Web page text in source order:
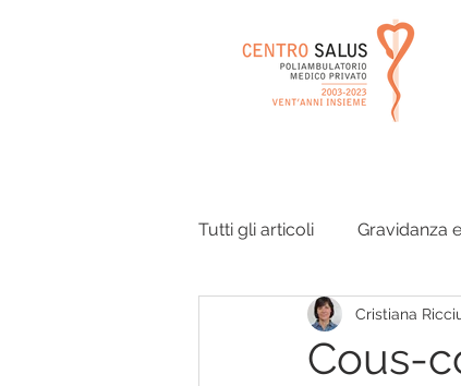
Tutti gli articoli Gravidanza
Orecchie e vie respiratorie
Cous-
Cristiana